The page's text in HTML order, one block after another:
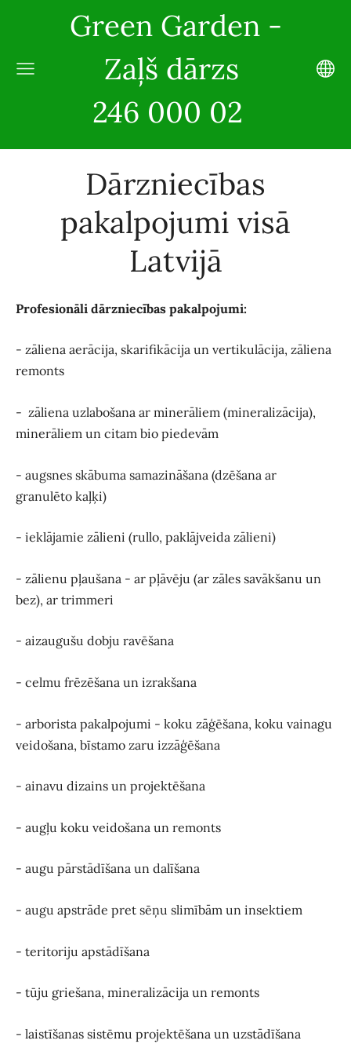
Green Garden -
Zaļš dārzs
246 000 02
Dārzniecības
pakalpojumi visā
Latvijā
Profesionāli dārzniecības pakalpojumi:
- zāliena aerācija, skarifikācija un vertikulācija, zāliena
remonts
- zāliena uzlabošana ar minerāliem (mineralizācija),
minerāliem un citam bio piedevām
- augsnes skābuma samazināšana (dzēšana ar
granulēto kaļķi)
- ieklājamie zālieni (rullo, paklājveida zālieni)
- zālienu pļaušana - ar pļāvēju (ar zāles savākšanu un
bez), ar trimmeri
- aizaugušu dobju ravēšana
- celmu frēzēšana un izrakšana
- arborista pakalpojumi - koku zāģēšana, koku vainagu
veidošana, bīstamo zaru izzāģēšana
- ainavu dizains un projektēšana
- augļu koku veidošana un remonts
- augu pārstādīšana un dalīšana
- augu apstrāde pret sēņu slimībām un insektiem
- teritoriju apstādīšana
- tūju griešana, mineralizācija un remonts
- laistīšanas sistēmu projektēšana un uzstādīšana